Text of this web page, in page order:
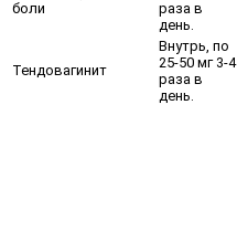
боли
раза в
день.
Тендовагинит
Внутрь, по
25-50 мг 3-4
раза в
день.